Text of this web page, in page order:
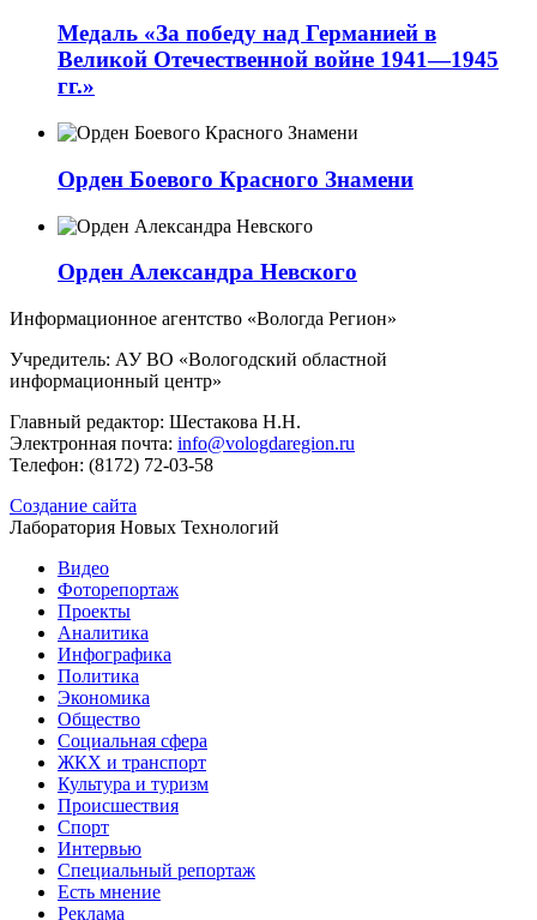
Медаль «За победу над Германией в
Великой Отечественной войне 1941—1945
гг.»
Орден Боевого Красного Знамени
Орден Александра Невского
Информационное агентство «Вологда Регион»
Учредитель: АУ ВО «Вологодский областной
информационный центр»
Главный редактор: Шестакова Н.Н.
Электронная почта: info@vologdaregion.ru
Телефон: (8172) 72-03-58
Создание сайта
Лаборатория Новых Технологий
Видео
Фоторепортаж
Проекты
Аналитика
Инфографика
Политика
Экономика
Общество
Социальная сфера
ЖКХ и транспорт
Культура и туризм
Происшествия
Спорт
Интервью
Специальный репортаж
Есть мнение
Реклама